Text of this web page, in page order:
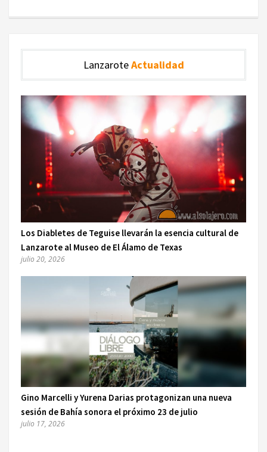
LanzaroteActualidad
Los Diabletes de Teguise llevarán la esencia cultural de
Lanzarote al Museo de El Álamo de Texas
julio 20, 2026
Gino Marcelli y Yurena Darias protagonizan una nueva
sesión de Bahía sonora el próximo 23 de julio
julio 17, 2026